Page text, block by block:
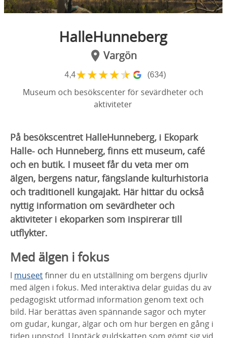
HalleHunneberg
Vargön
4,4★★★★★ (634)
Museum och besökscenter för sevärdheter och
aktiviteter
På besökscentret HalleHunneberg, i Ekopark
Halle- och Hunneberg, finns ett museum, café
och en butik. I museet får du veta mer om
älgen, bergens natur, fängslande kulturhistoria
och traditionell kungajakt. Här hittar du också
nyttig information om sevärdheter och
aktiviteter i ekoparken som inspirerar till
utflykter.
Med älgen i fokus
I museetfinner du en utställning om bergens djurliv
med älgen i fokus. Med interaktiva delar guidas du av
pedagogiskt utformad information genom text och
bild. Här berättas även spännande sagor och myter
om gudar, kungar, älgar och om hur bergen en gång i